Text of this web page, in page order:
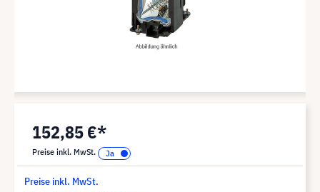
152,85 €*
Preise inkl. MwSt.
Preise inkl. MwSt.